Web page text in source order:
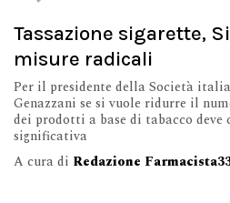
Tassazione sigarette,
misure radicali
Per il presidente della Società
Genazzani se si vuole ridurre il
dei prodotti a base di tabacco deve
significativa
A cura di Redazione